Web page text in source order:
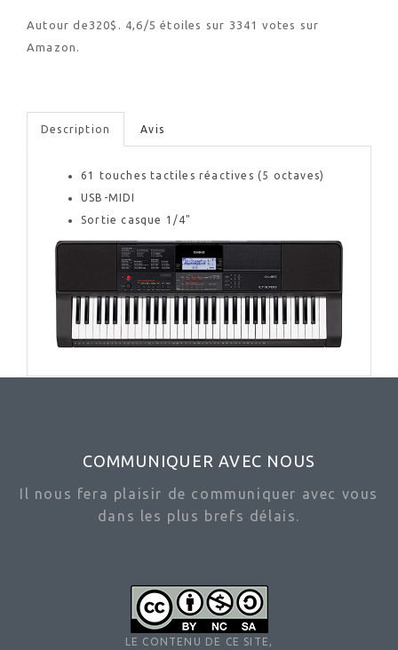
Autour de320$. 4,6/5 étoiles sur 3341 votes sur
Amazon.
Description Avis
61 touches tactiles réactives (5 octaves)
USB-MIDI
Sortie casque 1/4"
COMMUNIQUER AVEC NOUS
Il nous fera plaisir de communiquer avec vous
dans les plus brefs délais.
LE CONTENU DE CE SITE,